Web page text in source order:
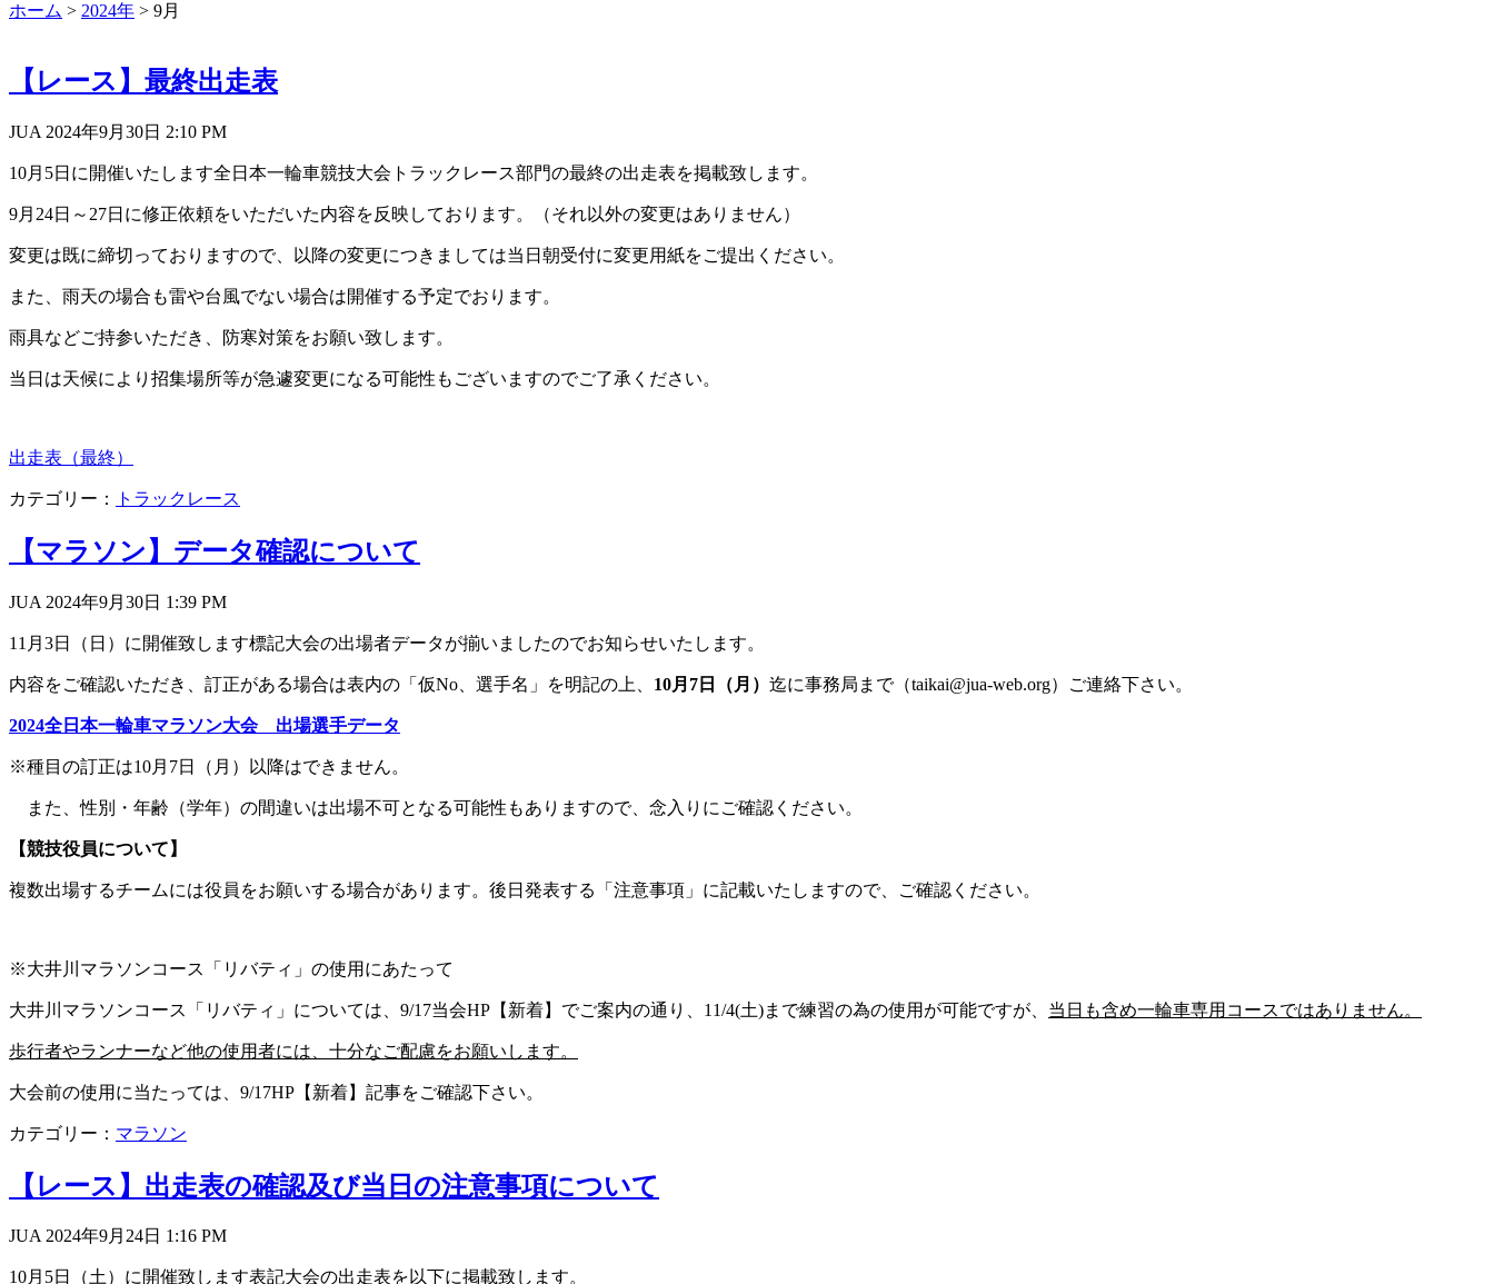
ホーム > 2024年 > 9月
【レース】最終出走表
JUA 2024年9月30日 2:10 PM
10月5日に開催いたします全日本一輪車競技大会トラックレース部門の最終の出走表を掲載致します。
9月24日～27日に修正依頼をいただいた内容を反映しております。（それ以外の変更はありません）
変更は既に締切っておりますので、以降の変更につきましては当日朝受付に変更用紙をご提出ください。
また、雨天の場合も雷や台風でない場合は開催する予定でおります。
雨具などご持参いただき、防寒対策をお願い致します。
当日は天候により招集場所等が急遽変更になる可能性もございますのでご了承ください。
出走表（最終）
カテゴリー： トラックレース
【マラソン】データ確認について
JUA 2024年9月30日 1:39 PM
11月3日（日）に開催致します標記大会の出場者データが揃いましたのでお知らせいたします。
内容をご確認いただき、訂正がある場合は表内の「仮No、選手名」を明記の上、 10月7日（月） 迄に事務局まで（taikai@jua-web.org）ご連絡下さい。
2024全日本一輪車マラソン大会 出場選手データ
※種目の訂正は10月7日（月）以降はできません。
また、性別・年齢（学年）の間違いは出場不可となる可能性もありますので、念入りにご確認ください。
【競技役員について】
複数出場するチームには役員をお願いする場合があります。後日発表する「注意事項」に記載いたしますので、ご確認ください。
※大井川マラソンコース「リバティ」の使用にあたって
大井川マラソンコース「リバティ」については、 9/17当会HP 【新着】でご案内の通り、 11/4(土)まで練習の為の使用が可能ですが、 当日も含め一輪車専用コースではありません。
歩行者やランナーなど他の使用者には、十分なご配慮をお願いします。
大会前の使用に当たっては、 9/17HP 【新着】記事をご確認下さい。
カテゴリー： マラソン
【レース】出走表の確認及び当日の注意事項について
JUA 2024年9月24日 1:16 PM
10月5日（土） に開催致します表記大会の出走表を以下に掲載致します。